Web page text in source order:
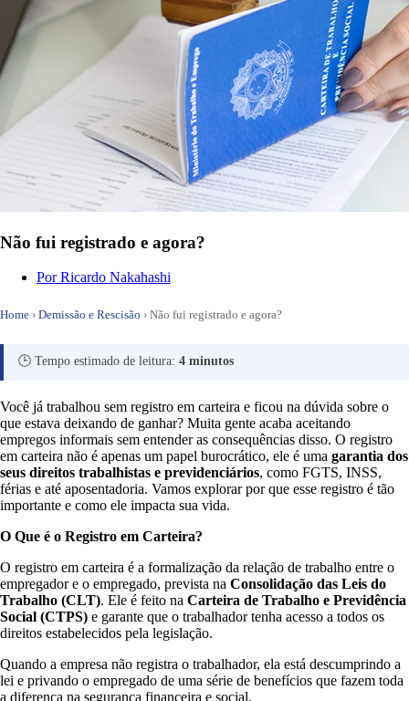
Não fui registrado e agora?
PorRicardo Nakahashi
Home › Demissão e Rescisão › Não fui registrado e agora?
🕒 Tempo estimado de leitura: 4 minutos
Você já trabalhou sem registro em carteira e ficou na dúvida sobre o
que estava deixando de ganhar? Muita gente acaba aceitando
empregos informais sem entender as consequências disso. O registro
em carteira não é apenas um papel burocrático, ele é uma garantia dos
seus direitos trabalhistas e previdenciários, como FGTS, INSS,
férias e até aposentadoria. Vamos explorar por que esse registro é tão
importante e como ele impacta sua vida.
O Que é o Registro em Carteira?
O registro em carteira é a formalização da relação de trabalho entre o
empregador e o empregado, prevista na Consolidação das Leis do
Trabalho (CLT). Ele é feito na Carteira de Trabalho e Previdência
Social (CTPS) e garante que o trabalhador tenha acesso a todos os
direitos estabelecidos pela legislação.
Quando a empresa não registra o trabalhador, ela está descumprindo a
lei e privando o empregado de uma série de benefícios que fazem toda
a diferença na segurança financeira e social.